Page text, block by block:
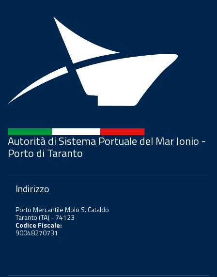
Autorità di Sistema Portuale del Mar Ionio -
Porto di Taranto
Indirizzo
Porto Mercantile Molo S. Cataldo
Taranto (TA) - 74123
Codice Fiscale:
90048270731